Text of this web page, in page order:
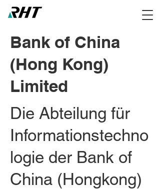
Bank of China
(Hong Kong)
Limited
Die Abteilung für
Informationstechno
logie der Bank of
China (Hongkong)